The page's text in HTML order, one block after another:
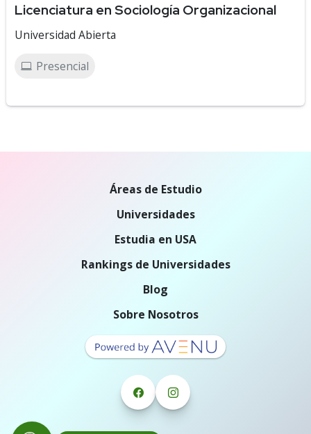
Licenciatura en Sociología Organizacional
Universidad Abierta
Presencial
Áreas de Estudio
Universidades
Estudia en USA
Rankings de Universidades
Blog
Sobre Nosotros